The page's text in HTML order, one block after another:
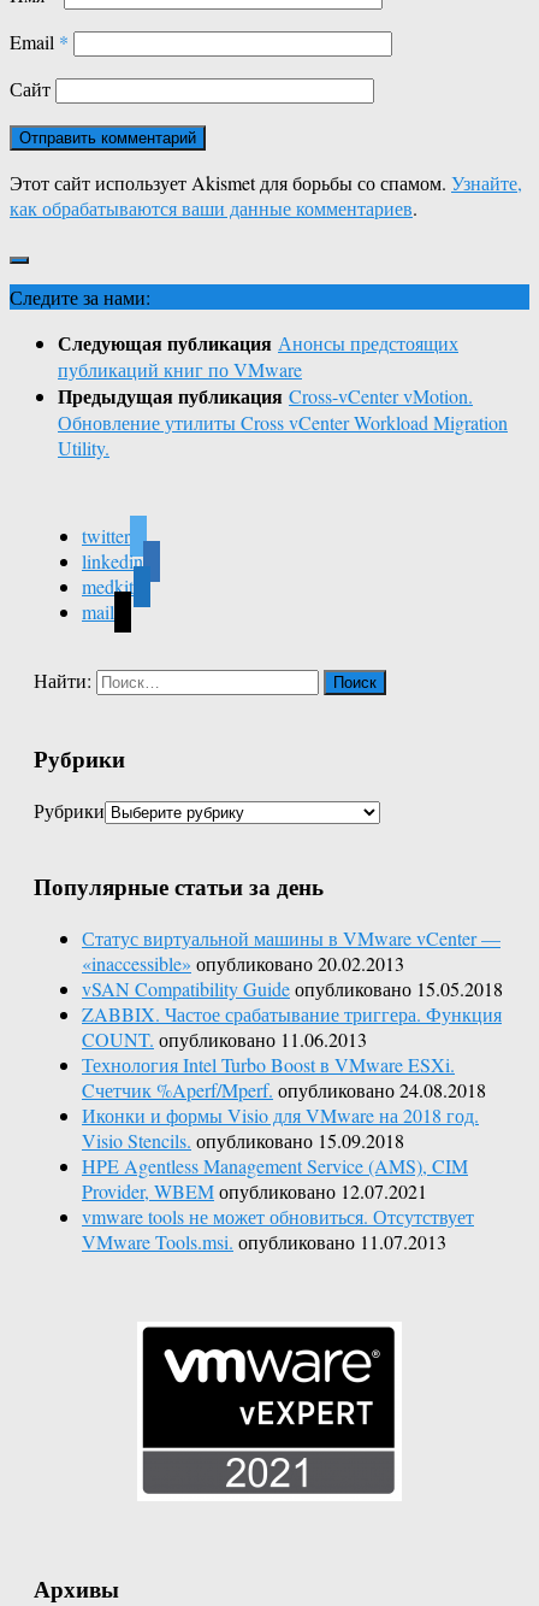
Email *
Сайт
Этот сайт использует Akismet для борьбы со спамом. Узнайте,
как обрабатываются ваши данные комментариев.
Следите за нами:
Следующая публикация Анонсы предстоящих
публикаций книг по VMware
Предыдущая публикация Cross-vCenter vMotion.
Обновление утилиты Cross vCenter Workload Migration
Utility.
twitter
linkedin
medkit
mail
Найти:
Рубрики
Рубрики
Популярные статьи за день
Статус виртуальной машины в VMware vCenter —
«inaccessible» опубликовано 20.02.2013
vSAN Compatibility Guideопубликовано 15.05.2018
ZABBIX. Частое срабатывание триггера. Функция
COUNT. опубликовано 11.06.2013
Технология Intel Turbo Boost в VMware ESXi.
Cчетчик %Aperf/Mperf. опубликовано 24.08.2018
Иконки и формы Visio для VMware на 2018 год.
Visio Stencils. опубликовано 15.09.2018
HPE Agentless Management Service (AMS), CIM
Provider, WBEMопубликовано 12.07.2021
vmware tools не может обновиться. Отсутствует
VMware Tools.msi. опубликовано 11.07.2013
Архивы